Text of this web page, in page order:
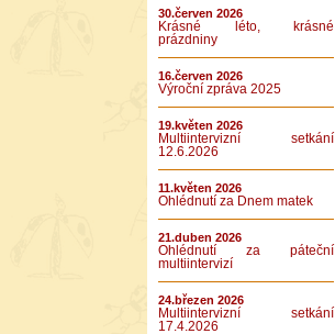
30.červen 2026
Krásné léto, krásné
prázdniny
16.červen 2026
Výroční zpráva 2025
19.květen 2026
Multiintervizní setkání
12.6.2026
11.květen 2026
Ohlédnutí za Dnem matek
21.duben 2026
Ohlédnutí za páteční
multiintervizí
24.březen 2026
Multiintervizní setkání
17.4.2026